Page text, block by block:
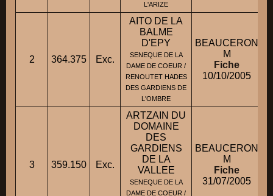
L'ARIZE
2 364.375 Exc.
AITO DE LA
BALME
D'EPY
SENEQUE DE LA
DAME DE COEUR /
RENOUTET HADES
DES GARDIENS DE
L'OMBRE
BEAUCERON
M
Fiche
10/10/2005
3 359.150 Exc.
ARTZAIN DU
DOMAINE
DES
GARDIENS
DE LA
VALLEE
SENEQUE DE LA
DAME DE COEUR /
BEAUCERON
M
Fiche
31/07/2005